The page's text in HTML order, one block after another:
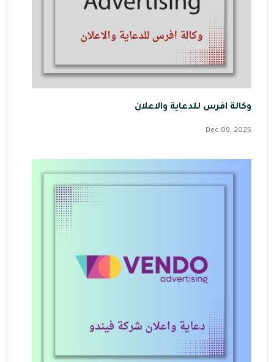
وكالة افرس للدعاية والاعلان
Dec 09, 2025